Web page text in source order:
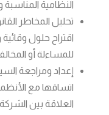
النظامية
تحليل المخاطر
اقتراح حلول
للمساءلة أو
إعداد ومراجعة
اتساقها مع
العلاقة بين